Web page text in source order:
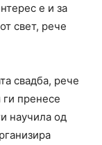
е и за
свет, рече
свадба, рече
пренесе
научила од